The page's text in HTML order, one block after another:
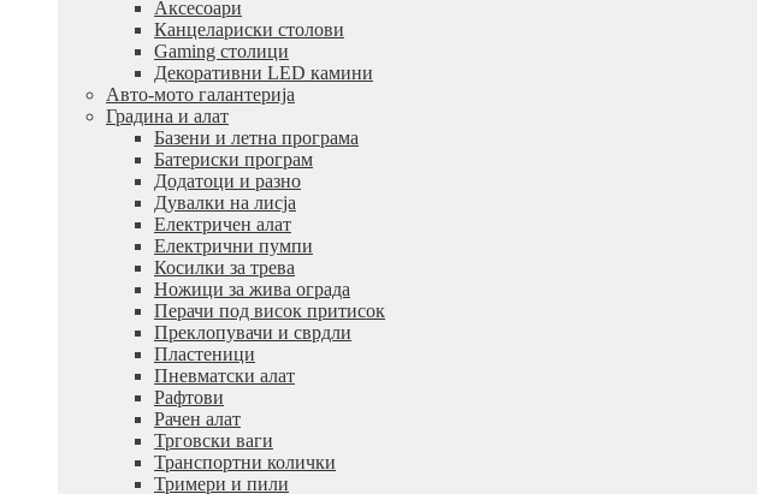
Аксесоари
Канцелариски столови
Gaming столици
Декоративни LED камини
Авто-мото галантерија
Градина и алат
Базени и летна програма
Батериски програм
Додатоци и разно
Дувалки на лисја
Електричен алат
Електрични пумпи
Косилки за трева
Ножици за жива ограда
Перачи под висок притисок
Преклопувачи и сврдли
Пластеници
Пневматски алат
Рафтови
Рачен алат
Трговски ваги
Транспортни колички
Тримери и пили